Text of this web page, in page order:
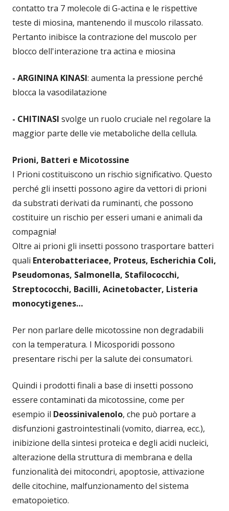
contatto tra 7 molecole di G-actina e le rispettive
teste di miosina, mantenendo il muscolo rilassato.
Pertanto inibisce la contrazione del muscolo per
blocco dell'interazione tra actina e miosina
- ARGININA KINASI: aumenta la pressione perché
blocca la vasodilatazione
- CHITINASI svolge un ruolo cruciale nel regolare la
maggior parte delle vie metaboliche della cellula.
Prioni, Batteri e Micotossine
I Prioni costituiscono un rischio significativo. Questo
perché gli insetti possono agire da vettori di prioni
da substrati derivati da ruminanti, che possono
costituire un rischio per esseri umani e animali da
compagnia!
Oltre ai prioni gli insetti possono trasportare batteri
quali Enterobatteriacee, Proteus, Escherichia Coli,
Pseudomonas, Salmonella, Stafilococchi,
Streptococchi, Bacilli, Acinetobacter, Listeria
monocytigenes…
Per non parlare delle micotossine non degradabili
con la temperatura. I Micosporidi possono
presentare rischi per la salute dei consumatori.
Quindi i prodotti finali a base di insetti possono
essere contaminati da micotossine, come per
esempio il Deossinivalenolo, che può portare a
disfunzioni gastrointestinali (vomito, diarrea, ecc.),
inibizione della sintesi proteica e degli acidi nucleici,
alterazione della struttura di membrana e della
funzionalità dei mitocondri, apoptosie, attivazione
delle citochine, malfunzionamento del sistema
ematopoietico.